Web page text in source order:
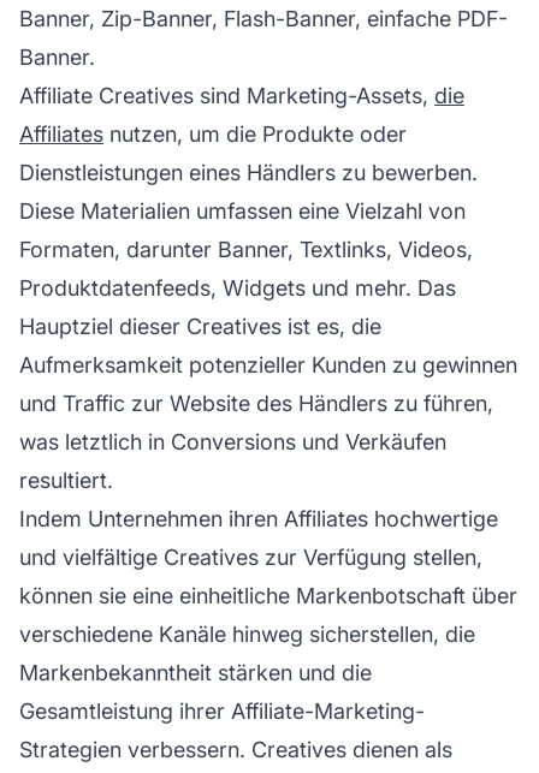
Banner, Zip-Banner, Flash-Banner, einfache PDF-
Banner.
Affiliate Creatives sind Marketing-Assets, die
Affiliates nutzen, um die Produkte oder
Dienstleistungen eines Händlers zu bewerben.
Diese Materialien umfassen eine Vielzahl von
Formaten, darunter Banner, Textlinks, Videos,
Produktdatenfeeds, Widgets und mehr. Das
Hauptziel dieser Creatives ist es, die
Aufmerksamkeit potenzieller Kunden zu gewinnen
und Traffic zur Website des Händlers zu führen,
was letztlich in Conversions und Verkäufen
resultiert.
Indem Unternehmen ihren Affiliates hochwertige
und vielfältige Creatives zur Verfügung stellen,
können sie eine einheitliche Markenbotschaft über
verschiedene Kanäle hinweg sicherstellen, die
Markenbekanntheit stärken und die
Gesamtleistung ihrer Affiliate-Marketing-
Strategien verbessern. Creatives dienen als